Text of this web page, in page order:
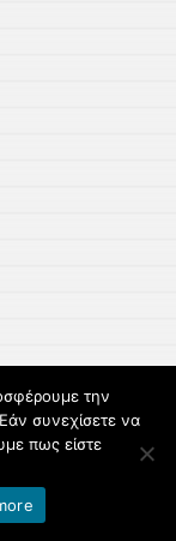
την
συνεχίσετε να
πως είστε